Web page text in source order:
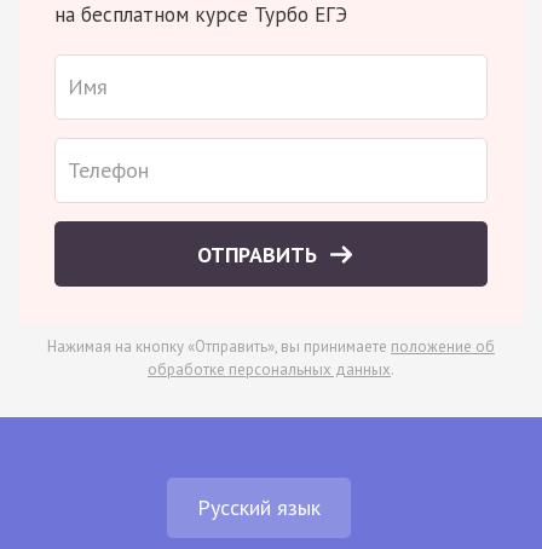
на бесплатном курсе Турбо ЕГЭ
ОТПРАВИТЬ
Нажимая на кнопку «Отправить», вы принимаете положение об
обработке персональных данных.
Русский язык